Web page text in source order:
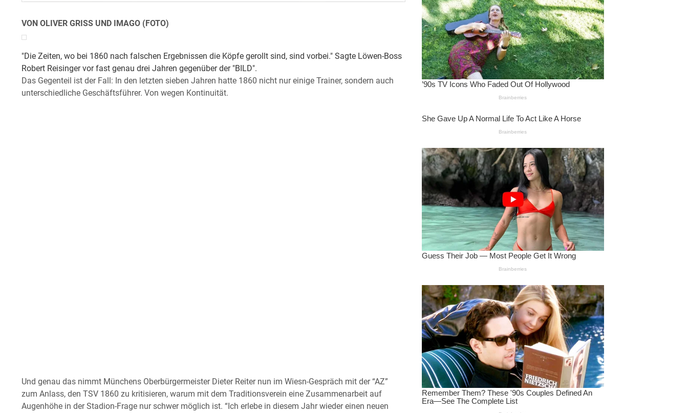
VON OLIVER GRISS UND IMAGO (FOTO)
"Die Zeiten, wo bei 1860 nach falschen Ergebnissen die Köpfe gerollt sind, sind vorbei." Sagte Löwen-Boss
Robert Reisinger vor fast genau drei Jahren gegenüber der "BILD".
Das Gegenteil ist der Fall: In den letzten sieben Jahren hatte 1860 nicht nur einige Trainer, sondern auch
unterschiedliche Geschäftsführer. Von wegen Kontinuität.
Und genau das nimmt Münchens Oberbürgermeister Dieter Reiter nun im Wiesn-Gespräch mit der “AZ”
zum Anlass, den TSV 1860 zu kritisieren, warum mit dem Traditionsverein eine Zusammenarbeit auf
Augenhöhe in der Stadion-Frage nur schwer möglich ist. “Ich erlebe in diesem Jahr wieder einen neuen